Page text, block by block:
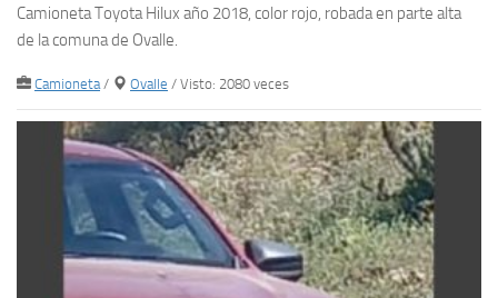
Camioneta Toyota Hilux año 2018, color rojo, robada en parte alta
de la comuna de Ovalle.
Camioneta / Ovalle / Visto: 2080 veces